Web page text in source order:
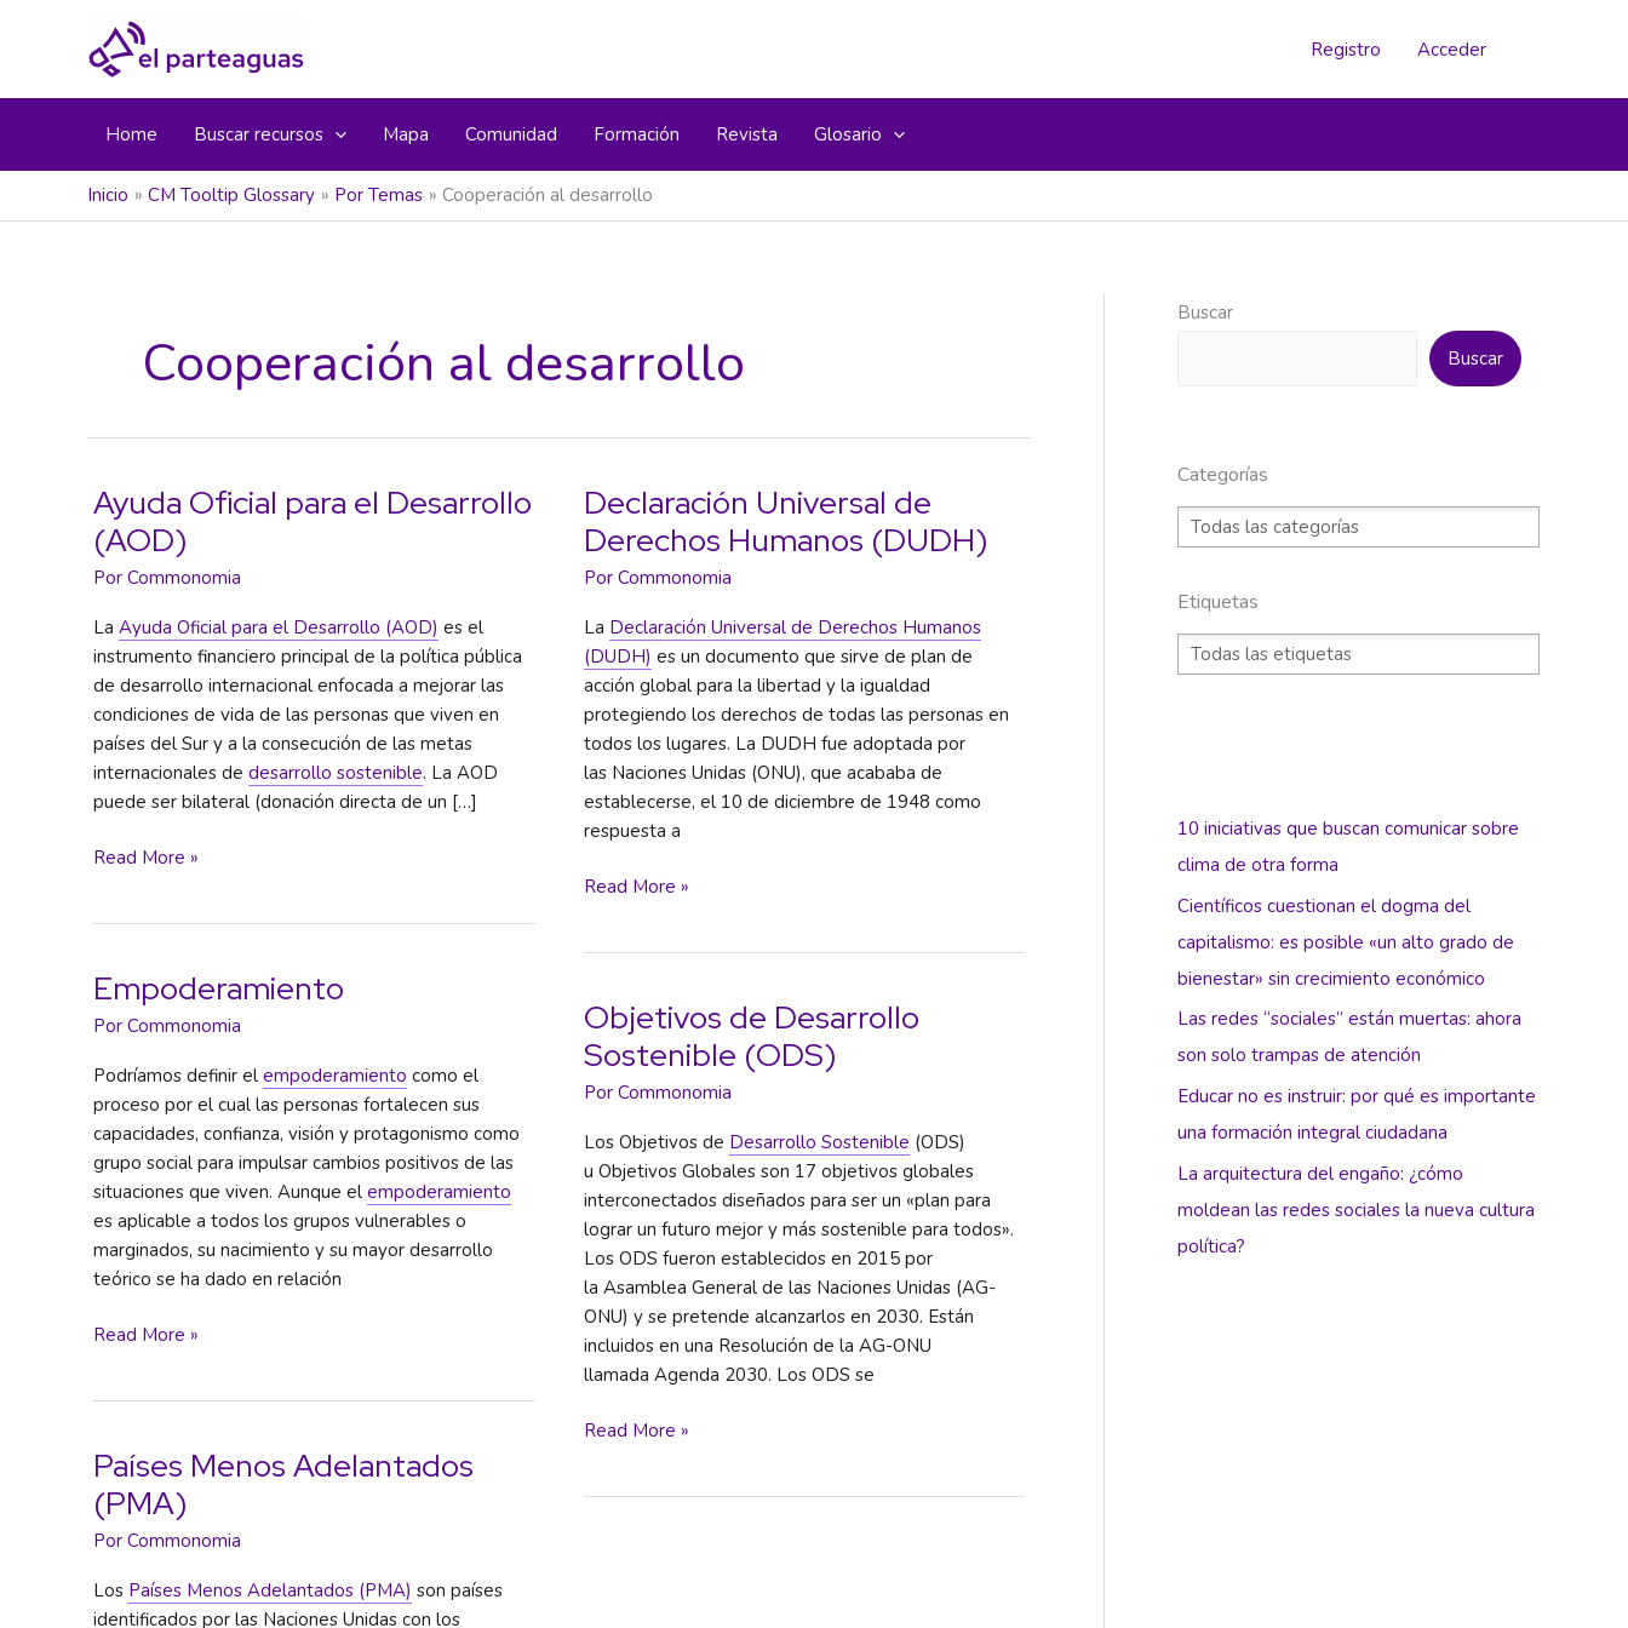
Registro Acceder
Home Buscar recursos Mapa Comunidad Formación Revista Glosario
Inicio CM Tooltip Glossary Por Temas Cooperación al desarrollo
Cooperación al desarrollo
Ayuda Oficial para el Desarrollo
(AOD)
Por Commonomia
La Ayuda Oficial para el Desarrollo (AOD) es el
instrumento financiero principal de la política pública
de desarrollo internacional enfocada a mejorar las
condiciones de vida de las personas que viven en
países del Sur y a la consecución de las metas
internacionales de desarrollo sostenible. La AOD
puede ser bilateral (donación directa de un […]
Ayuda
Desarrollo
(AOD)
Read More »
Declaración Universal de
Derechos Humanos (DUDH)
Por Commonomia
La Declaración Universal de Derechos Humanos
(DUDH) es un documento que sirve de plan de
acción global para la libertad y la igualdad
protegiendo los derechos de todas las personas en
todos los lugares. La DUDH fue adoptada por
las Naciones Unidas (ONU), que acababa de
establecerse, el 10 de diciembre de 1948 como
respuesta a
Declaración
Humanos
(DUDH)
Read More »
Empoderamiento
Por Commonomia
Podríamos definir el empoderamiento como el
proceso por el cual las personas fortalecen sus
capacidades, confianza, visión y protagonismo como
grupo social para impulsar cambios positivos de las
situaciones que viven. Aunque el empoderamiento
es aplicable a todos los grupos vulnerables o
marginados, su nacimiento y su mayor desarrollo
teórico se ha dado en relación
Empoderamiento
Read More »
Objetivos de Desarrollo
Sostenible (ODS)
Por Commonomia
Los Objetivos de Desarrollo Sostenible (ODS)
u Objetivos Globales son 17 objetivos globales
interconectados diseñados para ser un «plan para
lograr un futuro mejor y más sostenible para todos».​
Los ODS fueron establecidos en 2015 por
la Asamblea General de las Naciones Unidas (AG-
ONU) y se pretende alcanzarlos en 2030. Están
incluidos en una Resolución de la AG-ONU
llamada Agenda 2030. Los ODS se
Objetivos
Read More »
Países Menos Adelantados
(PMA)
Por Commonomia
Los Países Menos Adelantados (PMA) son países
identificados por las Naciones Unidas con los
Buscar
Buscar
Categorías
Etiquetas
10 iniciativas que buscan comunicar sobre
clima de otra forma
Científicos cuestionan el dogma del
capitalismo: es posible «un alto grado de
bienestar» sin crecimiento económico
Las redes “sociales” están muertas: ahora
son solo trampas de atención
Educar no es instruir: por qué es importante
una formación integral ciudadana
La arquitectura del engaño: ¿cómo
moldean las redes sociales la nueva cultura
política?